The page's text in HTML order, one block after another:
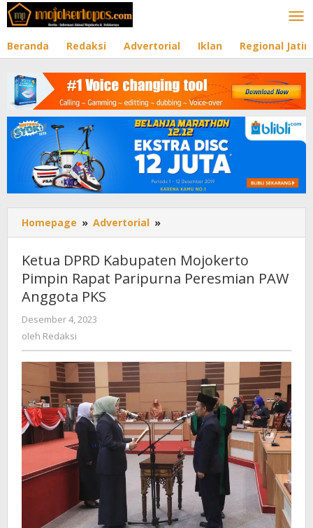
Lewati
ke
Beranda Redaksi Advertorial Iklan Regional Jatim
Homepage » Advertorial »
DPRD
Kabupaten
Mojokerto
Pimpin
Anggota
Ketua DPRD Kabupaten Mojokerto
Pimpin Rapat Paripurna Peresmian PAW
Anggota PKS
Desember 4, 2023
oleh Redaksi